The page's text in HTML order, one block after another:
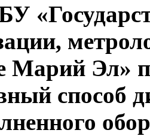
Марий Эл»
способ